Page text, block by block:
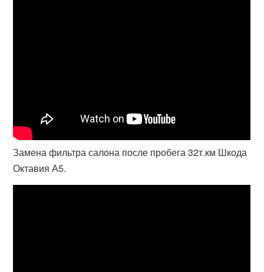
Замена фильтра салона после пробега 32т.км Шкода
Октавия А5.